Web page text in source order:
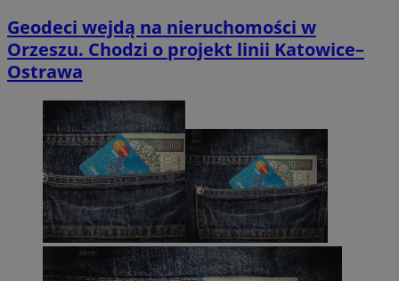
Geodeci wejdą na nieruchomości w
Orzeszu. Chodzi o projekt linii Katowice–
Ostrawa